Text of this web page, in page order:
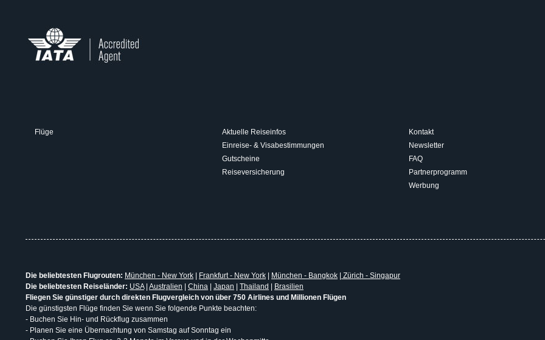
Flüge
Aktuelle Reiseinfos
Einreise- & Visabestimmungen
Gutscheine
Reiseversicherung
Kontakt
Newsletter
FAQ
Partnerprogramm
Werbung
Die beliebtesten Flugrouten: München - New York Frankfurt - New York München - Bangkok
Zürich - Singapur
Die beliebtesten Reiseländer: USA| Australien China Japan Thailand
Brasilien
Fliegen Sie günstiger durch direkten Flugvergleich von über 750 Airlines und Millionen Flügen
Die günstigsten Flüge finden Sie wenn Sie folgende Punkte beachten:
- Buchen Sie Hin- und Rückflug zusammen
- Planen Sie eine Übernachtung von Samstag auf Sonntag ein